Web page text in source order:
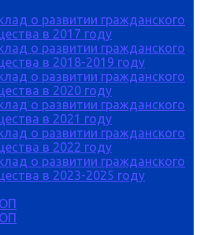
о развитии гражданского
в 2017 году
о развитии гражданского
в 2018-2019 году
о развитии гражданского
в 2020 году
о развитии гражданского
в 2021 году
о развитии гражданского
в 2022 году
о развитии гражданского
в 2023-2025 году